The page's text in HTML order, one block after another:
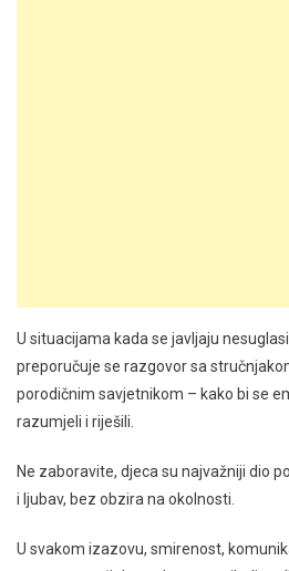
U situacijama kada se javljaju
preporučuje se razgovor sa
porodičnim savjetnikom – kako bi se
razumjeli i riješili.
Ne zaboravite, djeca su najvažniji dio
i ljubav, bez obzira na okolnosti.
U svakom izazovu, smirenost,